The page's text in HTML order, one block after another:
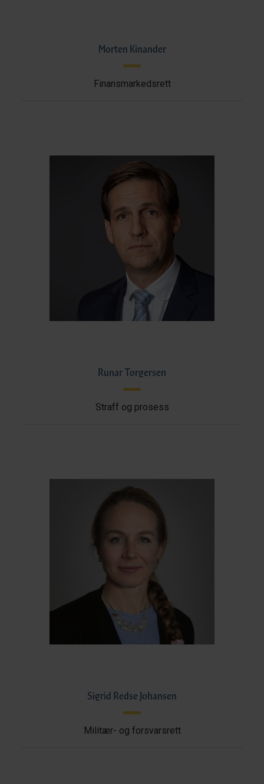
Morten Kinander
Finansmarkedsrett
Runar Torgersen
Straff og prosess
Sigrid Redse Johansen
Militær- og forsvarsrett